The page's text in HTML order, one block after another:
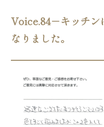
Voice.84－キッチン
なりました。